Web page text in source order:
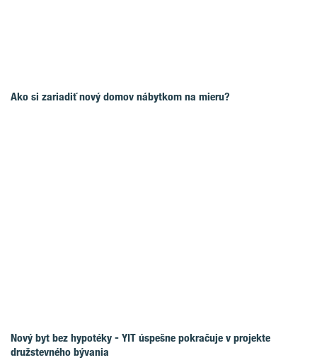
Ako si zariadiť nový domov nábytkom na mieru?
Nový byt bez hypotéky - YIT úspešne pokračuje v projekte
družstevného bývania